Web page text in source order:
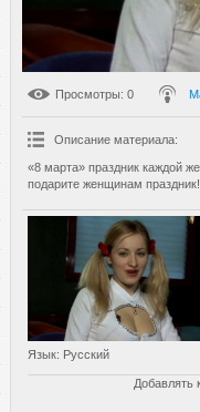
Просмотры: 0
Описание материала:
«8 марта» праздник каждой
подарите женщинам праздник!
Язык: Русский
Добавлять